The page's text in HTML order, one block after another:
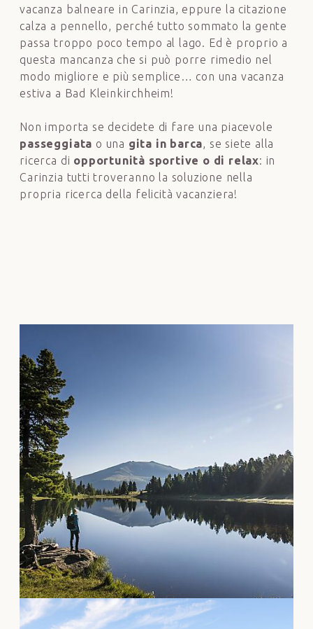
vacanza balneare in Carinzia, eppure la citazione
calza a pennello, perché tutto sommato la gente
passa troppo poco tempo al lago. Ed è proprio a
questa mancanza che si può porre rimedio nel
modo migliore e più semplice… con una vacanza
estiva a Bad Kleinkirchheim!
Non importa se decidete di fare una piacevole
passeggiata o una gita in barca, se siete alla
ricerca di opportunità sportive o di relax: in
Carinzia tutti troveranno la soluzione nella
propria ricerca della felicità vacanziera!